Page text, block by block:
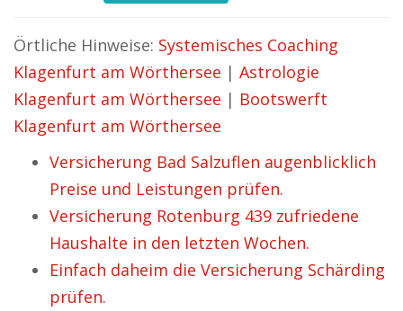
Örtliche Hinweise: Systemisches Coaching
Klagenfurt am Wörthersee | Astrologie
Klagenfurt am Wörthersee | Bootswerft
Klagenfurt am Wörthersee
Versicherung Bad Salzuflen augenblicklich
Preise und Leistungen prüfen.
Versicherung Rotenburg 439 zufriedene
Haushalte in den letzten Wochen.
Einfach daheim die Versicherung Schärding
prüfen.